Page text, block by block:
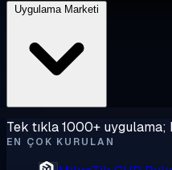
Tek tıkla 1000+
EN ÇOK KURULAN